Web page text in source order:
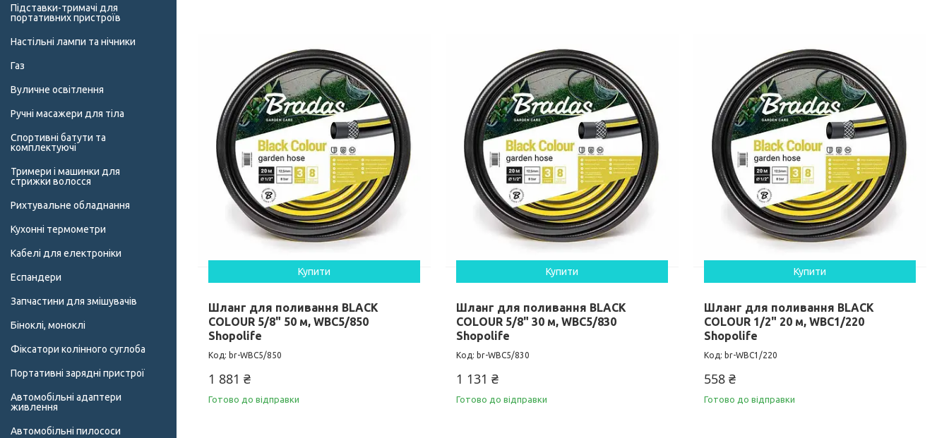
Купити
Шланг для поливання BLACK
COLOUR 5/8" 50 м, WBC5/850
Shopolife
br-WBC5/850
1 881 ₴
Готово до відправки
Купити
Шланг для поливання BLACK
COLOUR 5/8" 30 м, WBC5/830
Shopolife
br-WBC5/830
1 131 ₴
Готово до відправки
Купити
Шланг для поливання BLACK
COLOUR 1/2" 20 м, WBC1/220
Shopolife
br-WBC1/220
558 ₴
Готово до відправки
Підставки-тримачі для
портативних пристроїв
Настільні лампи та нічники
Газ
Вуличне освітлення
Ручні масажери для тіла
Спортивні батути та
комплектуючі
Тримери і машинки для
стрижки волосся
Рихтувальне обладнання
Кухонні термометри
Кабелі для електроніки
Еспандери
Запчастини для змішувачів
Біноклі, моноклі
Фіксатори колінного суглоба
Портативні зарядні пристрої
Автомобільні адаптери
живлення
Автомобільні пилососи